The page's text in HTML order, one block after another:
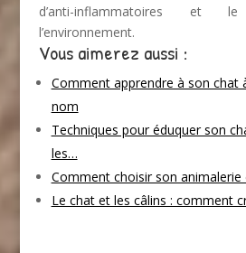
d’anti-inflammatoires et
l’environnement.
Vous aimerez aussi :
Comment apprendre à son chat
nom
Techniques pour éduquer son
les…
Comment choisir son animalerie
Le chat et les câlins : comment